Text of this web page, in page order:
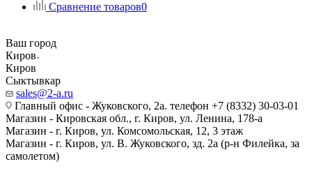
Сравнение товаров0
Ваш город
Киров
Киров
Сыктывкар
sales@2-a.ru
Главный офис - Жуковского, 2а. телефон +7 (8332) 30-03-01
Магазин - Кировская обл., г. Киров, ул. Ленина, 178-а
Магазин - г. Киров, ул. Комсомольская, 12, 3 этаж
Магазин - г. Киров, ул. В. Жуковского, зд. 2а (р-н Филейка, за
самолетом)